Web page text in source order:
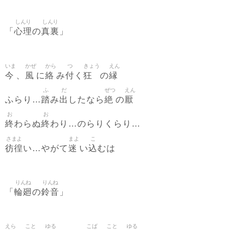
「 心理
しんり
の真裏
しんり
」
今
いま
、 風
かぜ
に絡
から
み付
つ
く 狂
きょう
の縁
えん
ふらり… 踏
ふ
み出
だ
したなら絶
ぜつ
の厭
えん
終
お
わらぬ終
お
わり…のらりくらり…
彷徨
さまよ
い…やがて迷
まよ
い込
こ
むは
「 輪廻
りんね
の鈴音
りんね
」
えら こと ゆる こば こと ゆる